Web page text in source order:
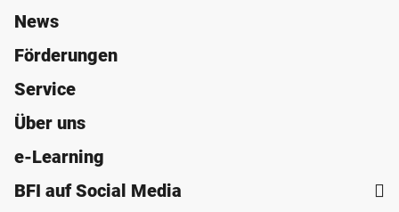
News
Förderungen
Service
Über uns
e-Learning
BFI auf Social Media